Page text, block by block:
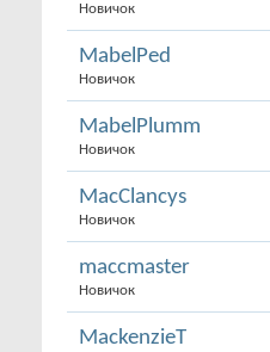
Новичок
MabelPed
Новичок
MabelPlumm
Новичок
MacClancys
Новичок
maccmaster
Новичок
MackenzieT